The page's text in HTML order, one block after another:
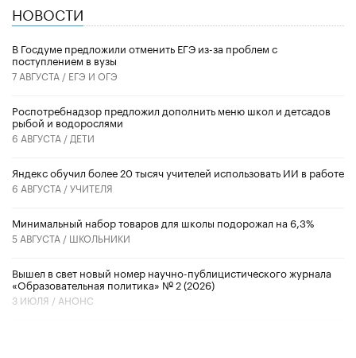
НОВОСТИ
В Госдуме предложили отменить ЕГЭ из-за проблем с
поступлением в вузы
7 АВГУСТА / ЕГЭ И ОГЭ
Роспотребнадзор предложил дополнить меню школ и детсадов
рыбой и водорослями
6 АВГУСТА / ДЕТИ
​Яндекс обучил более 20 тысяч учителей использовать ИИ в работе
6 АВГУСТА /УЧИТЕЛЯ
Минимальный набор товаров для школы подорожал на 6,3%
5 АВГУСТА / ШКОЛЬНИКИ
Вышел в свет новый номер научно-публицистического журнала
«Образовательная политика» № 2 (2026)
3 ИЮЛЯ / АНОНС